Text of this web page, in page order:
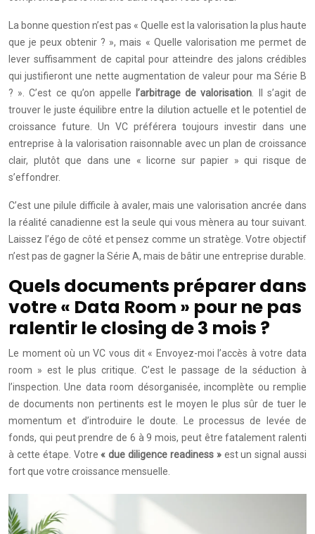
La bonne question n’est pas « Quelle est la valorisation la plus haute
que je peux obtenir ? », mais « Quelle valorisation me permet de
lever suffisamment de capital pour atteindre des jalons crédibles
qui justifieront une nette augmentation de valeur pour ma Série B
? ». C’est ce qu’on appelle
l’arbitrage de valorisation . Il s’agit de
trouver le juste équilibre entre la dilution actuelle et le potentiel de
croissance future. Un VC préférera toujours investir dans une
entreprise à la valorisation raisonnable avec un plan de croissance
clair, plutôt que dans une « licorne sur papier » qui risque de
s’effondrer.
C’est une pilule difficile à avaler, mais une valorisation ancrée dans
la réalité canadienne est la seule qui vous mènera au tour suivant.
Laissez l’égo de côté et pensez comme un stratège. Votre objectif
n’est pas de gagner la Série A, mais de bâtir une entreprise durable.
Quels documents préparer dans
votre « Data Room » pour ne pas
ralentir le closing de 3 mois ?
Le moment où un VC vous dit « Envoyez-moi l’accès à votre data
room » est le plus critique. C’est le passage de la séduction à
l’inspection. Une data room désorganisée, incomplète ou remplie
de documents non pertinents est le moyen le plus sûr de tuer le
momentum et d’introduire le doute. Le processus de levée de
fonds, qui peut prendre de 6 à 9 mois, peut être fatalement ralenti
à cette étape. Votre« due diligence readiness »est un signal aussi
fort que votre croissance mensuelle.